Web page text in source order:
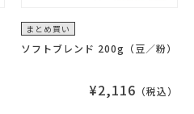
まとめ買い
ソフトブレンド 200g（豆／粉）
¥2,116 （税込）